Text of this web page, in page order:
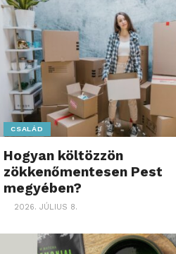
CSALÁD
Hogyan költözzön
zökkenőmentesen Pest
megyében?
2026. JÚLIUS 8.